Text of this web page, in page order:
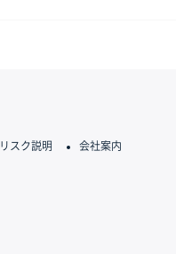
リスク説明 会社案内